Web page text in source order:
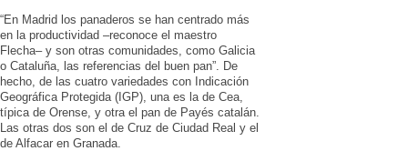
“En Madrid los panaderos se han centrado más
en la productividad –reconoce el maestro
Flecha– y son otras comunidades, como Galicia
o Cataluña, las referencias del buen pan”. De
hecho, de las cuatro variedades con Indicación
Geográfica Protegida (IGP), una es la de Cea,
típica de Orense, y otra el pan de Payés catalán.
Las otras dos son el de Cruz de Ciudad Real y el
de Alfacar en Granada.